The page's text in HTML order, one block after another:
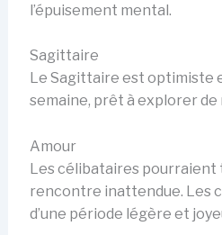
l’épuisement mental.
Sagittaire
Le Sagittaire est optimiste
semaine, prêt à explorer de
Amour
Les célibataires pourraient
rencontre inattendue. Les
d’une période légère et